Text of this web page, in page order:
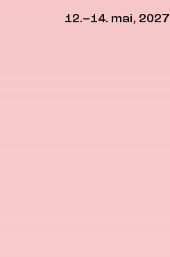
12.–14. mai, 2027